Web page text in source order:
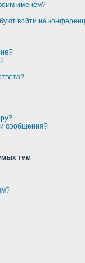
именем?
войти на
сообщения?
тем